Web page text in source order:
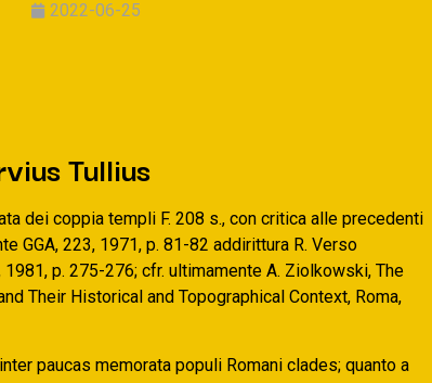
2022-06-25
Tullius
dei coppia templi F. 208 s., con critica alle precedenti
GGA, 223, 1971, p. 81-82 addirittura R. Verso
p. 275-276; cfr. ultimamente A. Ziolkowski, The
Their Historical and Topographical Context, Roma,
paucas memorata populi Romani clades; quanto a